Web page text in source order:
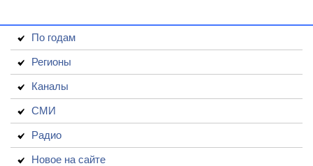
По годам
Регионы
Каналы
СМИ
Радио
Новое на сайте